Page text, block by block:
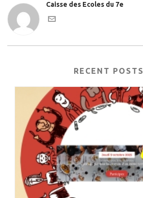
Caisse des Ecoles du 7e
RECENT POSTS